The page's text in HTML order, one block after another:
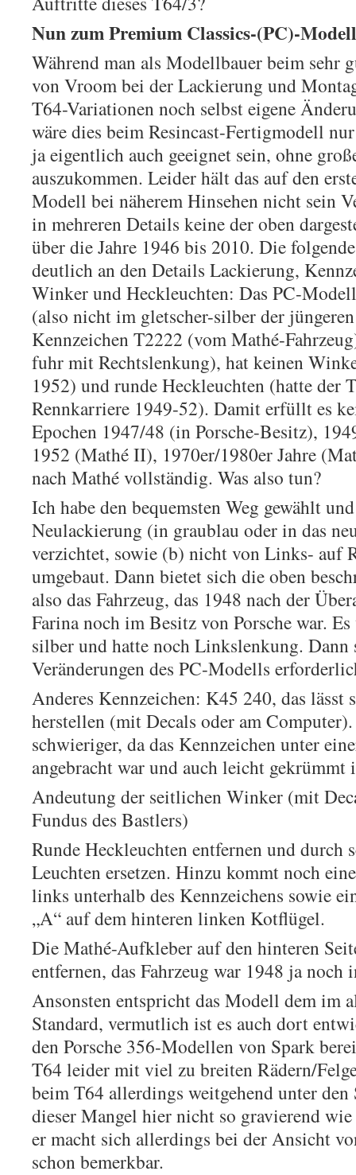
Nun zum Premium Classics-(PC)-
Während man als Modellbauer beim sehr
von Vroom bei der Lackierung und
T64-Variationen noch selbst eigene
wäre dies beim Resincast-Fertigmodell
ja eigentlich auch geeignet sein, ohne
auszukommen. Leider hält das auf den
Modell bei näherem Hinsehen nicht sein
in mehreren Details keine der oben
über die Jahre 1946 bis 2010. Die
deutlich an den Details Lackierung,
Winker und Heckleuchten: Das PC-
(also nicht im gletscher-silber der
Kennzeichen T2222 (vom Mathé-
fuhr mit Rechtslenkung), hat keinen
1952) und runde Heckleuchten (hatte der
Rennkarriere 1949-52). Damit erfüllt es
Epochen 1947/48 (in Porsche-Besitz),
1952 (Mathé II), 1970er/1980er Jahre
nach Mathé vollständig. Was also tun?
Ich habe den bequemsten Weg gewählt
Neulackierung (in graublau oder in das
verzichtet, sowie (b) nicht von Links- auf
umgebaut. Dann bietet sich die oben
also das Fahrzeug, das 1948 nach der
Farina noch im Besitz von Porsche war.
silber und hatte noch Linkslenkung. Dann
Veränderungen des PC-Modells
Anderes Kennzeichen: K45 240, das
herstellen (mit Decals oder am
schwieriger, da das Kennzeichen unter
angebracht war und auch leicht
Andeutung der seitlichen Winker (mit
Fundus des Bastlers)
Runde Heckleuchten entfernen und durch
Leuchten ersetzen. Hinzu kommt noch
links unterhalb des Kennzeichens sowie
„A“ auf dem hinteren linken Kotflügel.
Die Mathé-Aufkleber auf den hinteren
entfernen, das Fahrzeug war 1948 ja noch
Ansonsten entspricht das Modell dem im
Standard, vermutlich ist es auch dort
den Porsche 356-Modellen von Spark
T64 leider mit viel zu breiten Rädern/
beim T64 allerdings weitgehend unter
dieser Mangel hier nicht so gravierend
er macht sich allerdings bei der Ansicht
schon bemerkbar.